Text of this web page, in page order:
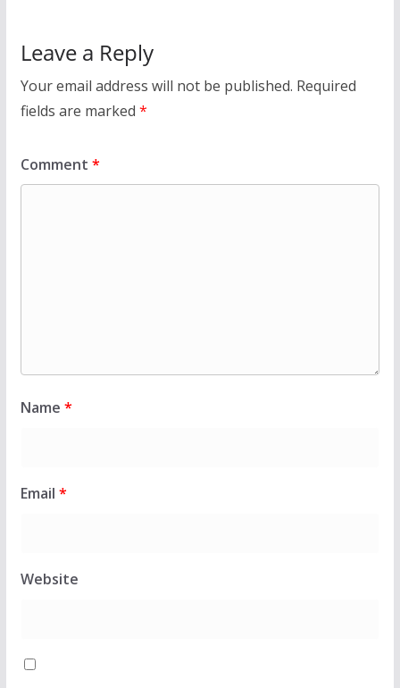
Leave a Reply
Your email address will not be published. Required
fields are marked *
Comment *
Name *
Email *
Website